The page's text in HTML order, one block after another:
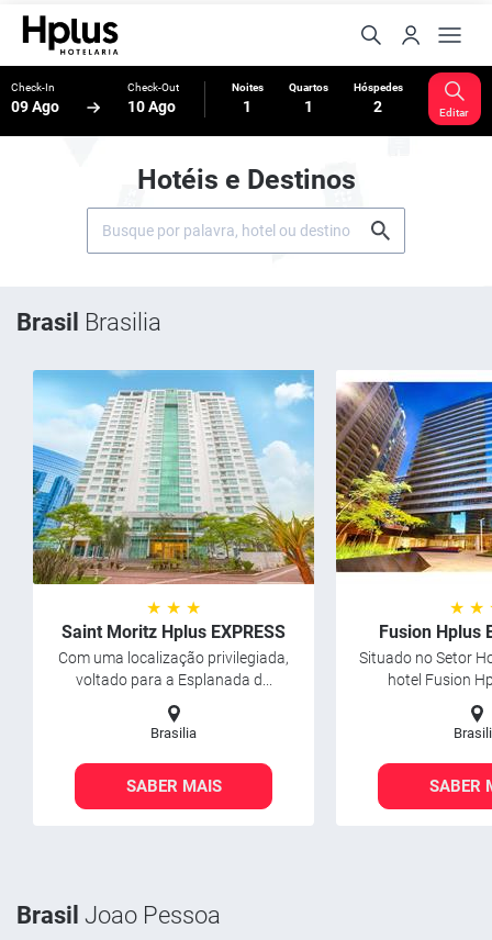
Check-In
09 Ago
Check-Out
10 Ago
Noites
1
Quartos
1
Hóspedes
2 Editar
Hotéis e Destinos
Brasil Brasilia
★ ★ ★
Saint Moritz Hplus EXPRESS
Com uma localização privilegiada,
voltado para a Esplanada d...
Brasilia
SABER MAIS
★ ★
Fusion Hplus
Situado no Setor
hotel Fusion
SABER
Brasil Joao Pessoa